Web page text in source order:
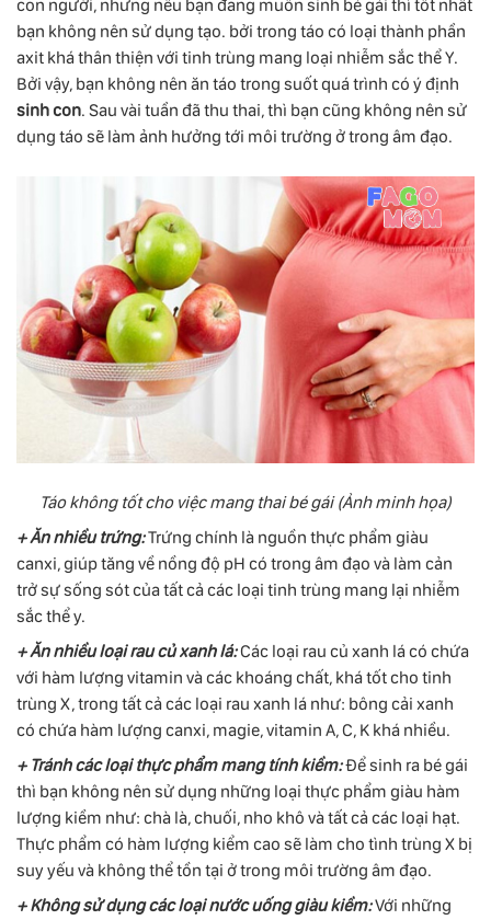
con người, nhưng nếu bạn đang muốn sinh bé gái thì tốt nhất
bạn không nên sử dụng tạo. bởi trong táo có loại thành phần
axit khá thân thiện với tinh trùng mang loại nhiễm sắc thể Y.
Bởi vậy, bạn không nên ăn táo trong suốt quá trình có ý định
sinh con. Sau vài tuần đã thu thai, thì bạn cũng không nên sử
dụng táo sẽ làm ảnh hưởng tới môi trường ở trong âm đạo.
Táo không tốt cho việc mang thai bé gái (Ảnh minh họa)
+ Ăn nhiều trứng:Trứng chính là nguồn thực phẩm giàu
canxi, giúp tăng về nồng độ pH có trong âm đạo và làm cản
trở sự sống sót của tất cả các loại tinh trùng mang lại nhiễm
sắc thể y.
+ Ăn nhiều loại rau củ xanh lá:Các loại rau củ xanh lá có chứa
với hàm lượng vitamin và các khoáng chất, khá tốt cho tinh
trùng X, trong tất cả các loại rau xanh lá như: bông cải xanh
có chứa hàm lượng canxi, magie, vitamin A, C, K khá nhiều.
+ Tránh các loại thực phẩm mang tính kiềm:Để sinh ra bé gái
thì bạn không nên sử dụng những loại thực phẩm giàu hàm
lượng kiềm như: chà là, chuối, nho khô và tất cả các loại hạt.
Thực phẩm có hàm lượng kiểm cao sẽ làm cho tình trùng X bị
suy yếu và không thể tồn tại ở trong môi trường âm đạo.
+ Không sử dụng các loại nước uống giàu kiềm:Với những